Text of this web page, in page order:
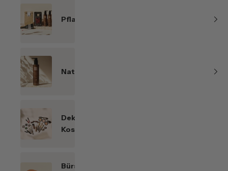
Pflanzenhaarfarben
Naturkosmetik
Dekorative
Kosmetik
Bürsten